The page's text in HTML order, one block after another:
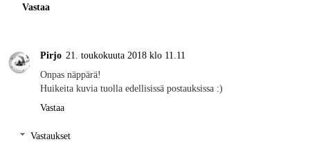
Vastaa
Pirjo 21. toukokuuta 2018 klo 11.11
Onpas näppärä!
Huikeita kuvia tuolla edellisissä postauksissa :)
Vastaa
Vastaukset